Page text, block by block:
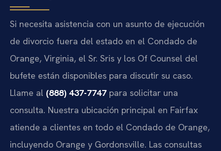
Si necesita asistencia con un asunto de ejecución
de divorcio fuera del estado en el Condado de
Orange, Virginia, el Sr. Sris y los Of Counsel del
bufete están disponibles para discutir su caso.
Llame al (888) 437-7747 para solicitar una
consulta. Nuestra ubicación principal en Fairfax
atiende a clientes en todo el Condado de Orange,
incluyendo Orange y Gordonsville. Las consultas